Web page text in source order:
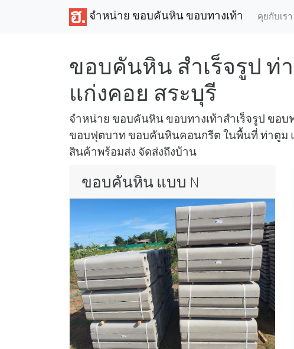
จำหน่าย ขอบคันหิน ขอบทางเท้า คุยกับเรา
ขอบคันหิน สำเร็จรูป ท่
แก่งคอย สระบุรี
จำหน่าย ขอบคันหิน ขอบทางเท้าสำเร็จรูป ขอ
ขอบฟุตบาท ขอบคันหินคอนกรีต ในพื้นที่ ท่าตูม
สินค้าพร้อมส่ง จัดส่งถึงบ้าน
ขอบคันหิน แบบ N